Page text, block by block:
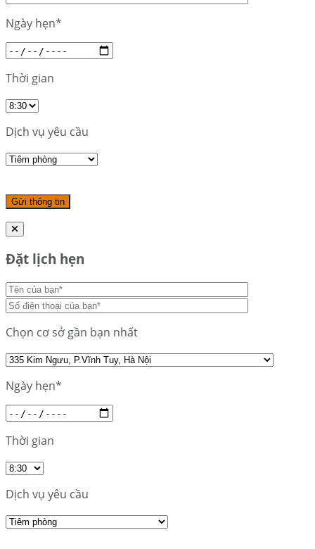
Ngày hẹn*
Thời gian
Dịch vụ yêu cầu
Đặt lịch hẹn
Chọn cơ sở gần bạn nhất
Ngày hẹn*
Thời gian
Dịch vụ yêu cầu